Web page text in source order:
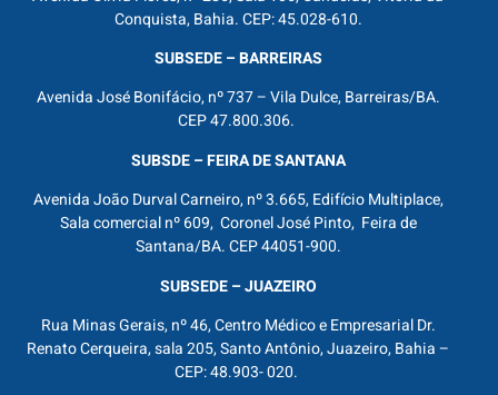
Conquista, Bahia. CEP: 45.028-610.
SUBSEDE – BARREIRAS
Avenida José Bonifácio, nº 737 – Vila Dulce, Barreiras/BA.
CEP 47.800.306.
SUBSDE – FEIRA DE SANTANA
Avenida João Durval Carneiro, nº 3.665, Edifício Multiplace,
Sala comercial nº 609, Coronel José Pinto, Feira de
Santana/BA. CEP 44051-900.
SUBSEDE – JUAZEIRO
Rua Minas Gerais, nº 46, Centro Médico e Empresarial Dr.
Renato Cerqueira, sala 205, Santo Antônio, Juazeiro, Bahia –
CEP: 48.903- 020.